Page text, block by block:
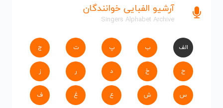
آرشیو الفبایی خوانندگان
Singers Alphabet Archive
الف ب پ ت ج
ح خ د ر ز
س ش ع غ ف